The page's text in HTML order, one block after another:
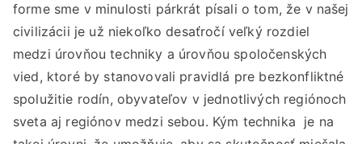
forme sme v minulosti párkrát písali o tom, že v našej
civilizácii je už niekoľko desaťročí veľký rozdiel
medzi úrovňou techniky a úrovňou spoločenských
vied, ktoré by stanovovali pravidlá pre bezkonfliktné
spolužitie rodín, obyvateľov v jednotlivých regiónoch
sveta aj regiónov medzi sebou. Kým technika je na